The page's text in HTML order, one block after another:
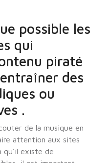
possible les
qui
piraté
des
ou
.
de la musique en
attention aux sites
qu’il existe de